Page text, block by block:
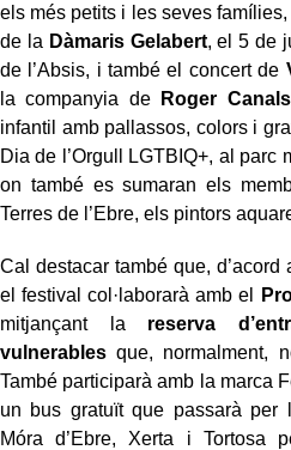
els més petits i les seves
de la Dàmaris Gelabert, el 5 de
de l’Absis, i també el concert de
la companyia de
Roger Canals
infantil amb pallassos, colors i
Dia de l’Orgull LGTBIQ+, al parc
on també es sumaran els
Terres de l’Ebre, els pintors
Cal destacar també que, d’acord
el festival col·laborarà amb el
mitjançant la reserva
vulnerables que, normalment,
També participarà amb la marca
un bus gratuït que passarà per
Móra d’Ebre, Xerta i Tortosa